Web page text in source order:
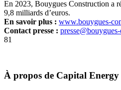
En 2023, Bouygues Construction a
9,8 milliards d’euros.
En savoir plus : www.bouygues-
Contact presse :
81
À propos de Capital Energy